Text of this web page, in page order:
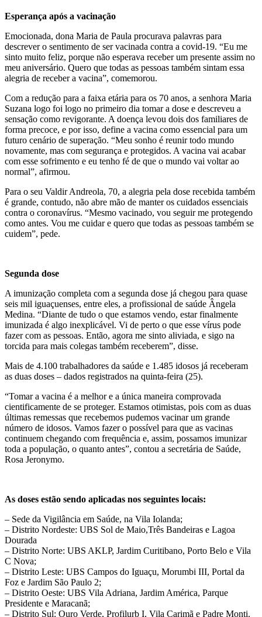
Esperança após a vacinação
Emocionada, dona Maria de Paula procurava palavras para
descrever o sentimento de ser vacinada contra a covid-19. “Eu me
sinto muito feliz, porque não esperava receber um presente assim no
meu aniversário. Quero que todas as pessoas também sintam essa
alegria de receber a vacina”, comemorou.
Com a redução para a faixa etária para os 70 anos, a senhora Maria
Suzana logo foi logo no primeiro dia tomar a dose e descreveu a
sensação como revigorante. A doença levou dois dos familiares de
forma precoce, e por isso, define a vacina como essencial para um
futuro cenário de superação. “Meu sonho é reunir todo mundo
novamente, mas com segurança e protegidos. A vacina vai acabar
com esse sofrimento e eu tenho fé de que o mundo vai voltar ao
normal”, afirmou.
Para o seu Valdir Andreola, 70, a alegria pela dose recebida também
é grande, contudo, não abre mão de manter os cuidados essenciais
contra o coronavírus. “Mesmo vacinado, vou seguir me protegendo
como antes. Vou me cuidar e quero que todas as pessoas também se
cuidem”, pede.
Segunda dose
A imunização completa com a segunda dose já chegou para quase
seis mil iguaçuenses, entre eles, a profissional de saúde Ângela
Medina. “Diante de tudo o que estamos vendo, estar finalmente
imunizada é algo inexplicável. Vi de perto o que esse vírus pode
fazer com as pessoas. Então, agora me sinto aliviada, e sigo na
torcida para mais colegas também receberem”, disse.
Mais de 4.100 trabalhadores da saúde e 1.485 idosos já receberam
as duas doses – dados registrados na quinta-feira (25).
“Tomar a vacina é a melhor e a única maneira comprovada
cientificamente de se proteger. Estamos otimistas, pois com as duas
últimas remessas que recebemos pudemos vacinar um grande
número de idosos. Vamos fazer o possível para que as vacinas
continuem chegando com frequência e, assim, possamos imunizar
toda a população, o quanto antes”, contou a secretária de Saúde,
Rosa Jeronymo.
As doses estão sendo aplicadas nos seguintes locais:
– Sede da Vigilância em Saúde, na Vila Iolanda;
– Distrito Nordeste: UBS Sol de Maio,Três Bandeiras e Lagoa
Dourada
– Distrito Norte: UBS AKLP, Jardim Curitibano, Porto Belo e Vila
C Nova;
– Distrito Leste: UBS Campos do Iguaçu, Morumbi III, Portal da
Foz e Jardim São Paulo 2;
– Distrito Oeste: UBS Vila Adriana, Jardim América, Parque
Presidente e Maracanã;
– Distrito Sul: Ouro Verde, Profilurb I, Vila Carimã e Padre Monti.